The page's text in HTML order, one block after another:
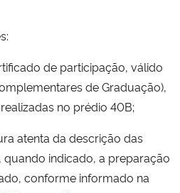
Direitos Humanos
de participação, válido
de Graduação),
no prédio 40B;
atenta da descrição das
quando indicado, a preparação
conforme informado na